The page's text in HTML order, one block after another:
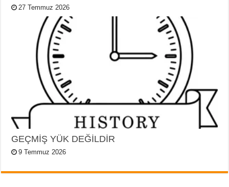
27 Temmuz 2026
GEÇMİŞ YÜK DEĞİLDİR
9 Temmuz 2026